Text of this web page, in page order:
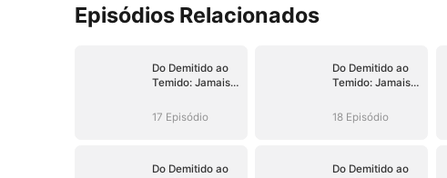
Episódios Relacionados
Do Demitido ao
Temido: Jamais
17 Episódio
Do Demitido ao
Temido: Jamais
18 Episódio
Do Demitido ao
Do Demitido ao